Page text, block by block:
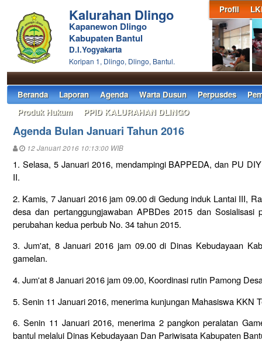
Profil
Kalurahan Dlingo
Kapanewon Dlingo
Kabupaten Bantul
D.I.Yogyakarta
Koripan 1, Dlingo, Dlingo, Bantul.
Beranda Laporan Agenda Warta Dusun Perpusdes
Produk Hukum
PPID KALURAHAN DLINGO
Agenda Bulan Januari Tahun 2016
12 Januari 2016 10:13:00 WIB
1. Selasa, 5 Januari 2016, mendampingi BAPPEDA, dan PU
II.
2. Kamis, 7 Januari 2016 jam 09.00 di Gedung induk Lantai III,
desa dan pertanggungjawaban APBDes 2015 dan
perubahan kedua perbub No. 34 tahun 2015.
3. Jum'at, 8 Januari 2016 jam 09.00 di Dinas Kebudayaan
gamelan.
4. Jum'at 8 Januari 2016 jam 09.00, Koordinasi rutin Pamong
5. Senin 11 Januari 2016, menerima kunjungan Mahasiswa KKN
6. Senin 11 Januari 2016, menerima 2 pangkon peralatan
bantul melalui Dinas Kebudayaan Dan Pariwisata Kabupaten